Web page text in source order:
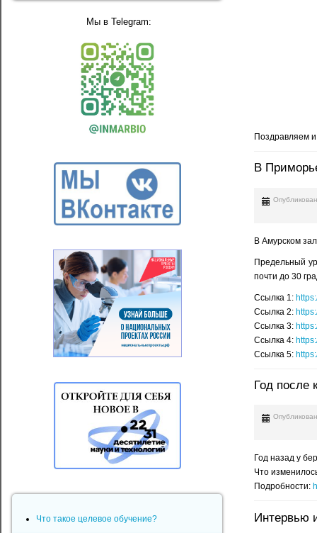
Поздравляем
В
В Амурском
Предельный
почти до 30
Ссылка 1:
Ссылка 2:
Ссылка 3:
Ссылка 4:
Ссылка 5:
Год после
Год назад у
Что
Подробности:
Интервью
Мы в Telegram:
Что такое целевое обучение?